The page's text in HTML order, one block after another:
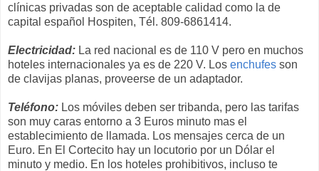
clínicas privadas son de aceptable calidad como la de
capital español Hospiten, Tél. 809-6861414.
Electricidad: La red nacional es de 110 V pero en muchos
hoteles internacionales ya es de 220 V. Los enchufes son
de clavijas planas, proveerse de un adaptador.
Teléfono: Los móviles deben ser tribanda, pero las tarifas
son muy caras entorno a 3 Euros minuto mas el
establecimiento de llamada. Los mensajes cerca de un
Euro. En El Cortecito hay un locutorio por un Dólar el
minuto y medio. En los hoteles prohibitivos, incluso te